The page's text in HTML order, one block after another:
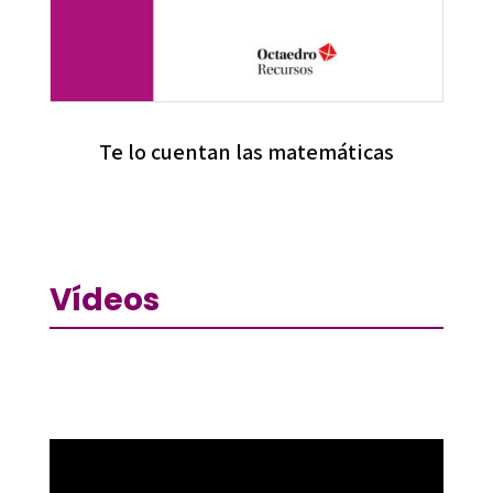
Te lo cuentan las matemáticas
Vídeos